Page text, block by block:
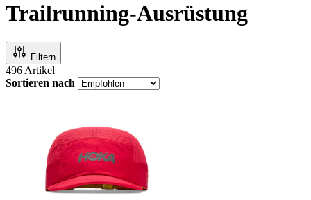
Trailrunning-Ausrüstung
Filtern
496 Artikel
Sortieren nach